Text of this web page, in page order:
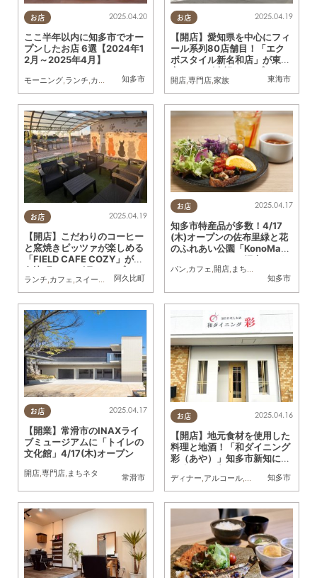
お店
知多市
2025.04.20
ここ半年以内に知多市でオー
プンしたお店 6選【2024年1
2月～2025年4月】
モーニング ランチ カフェ 開店,住まい 家族
お店
東海市
2025.04.19
【開店】愛知県を中心にフィ
ール系列80店舗目！「エク
ボスタイル新名和店」が東海
市に3/20(木祝)オープン
開店, 専門店, 家族
お店
阿久比町
2025.04.19
【開店】こだわりのコーヒー
と窯焼きピッツァが楽しめる
「FIELD CAFE COZY」が阿
久比町に3/31(月)オープン
ランチ カフェ スイーツ 開店,まちネタ
お店
知多市
2025.04.17
知多市特産品が多数！4/17
(木)オープンの佐布里緑と花
のふれあい公園「KonoMach
i Cafe」メニュー紹介／ちた
まる広告
パン カフェ 開店, まちネタ
お店
常滑市
2025.04.17
【開業】常滑市のINAXライ
ブミュージアムに「トイレの
文化館」4/17(木)オープン
開店,専門店, まちネタ
お店
知多市
2025.04.16
【開店】地元食材を使用した
料理と地酒！「和ダイニング
彩（あや）」知多市新知に4/
3(木)オープン
ディナー,アルコール,開店 まちネタ